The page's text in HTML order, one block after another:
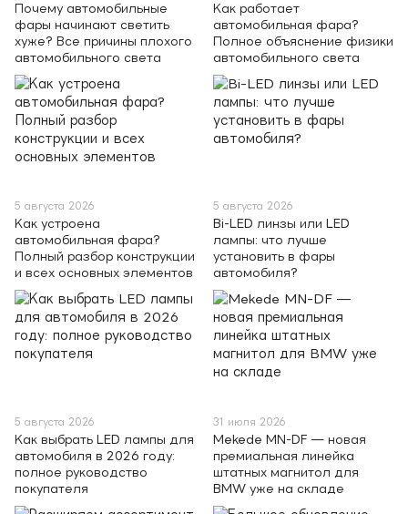
Почему автомобильные
фары начинают светить
хуже? Все причины плохого
автомобильного света
Как работает
автомобильная фара?
Полное объяснение физики
автомобильного света
5 августа 2026
Как устроена
автомобильная фара?
Полный разбор конструкции
и всех основных элементов
5 августа 2026
Bi-LED линзы или LED
лампы: что лучше
установить в фары
автомобиля?
5 августа 2026
Как выбрать LED лампы для
автомобиля в 2026 году:
полное руководство
покупателя
31 июля 2026
Mekede MN-DF — новая
премиальная линейка
штатных магнитол для
BMW уже на складе